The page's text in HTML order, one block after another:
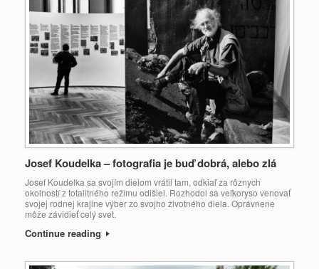
Josef Koudelka – fotografia je buď dobrá, alebo zlá
Josef Koudelka sa svojím dielom vrátil tam, odkiaľ za rôznych
okolností z totalitného režimu odišiel. Rozhodol sa veľkoryso venovať
svojej rodnej krajine výber zo svojho životného diela. Oprávnene
môže závidieť celý svet.
Continue reading